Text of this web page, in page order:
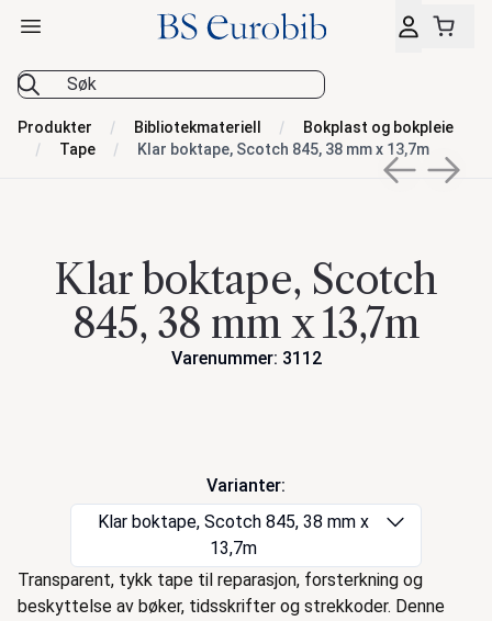
BS Eurobib
Åpne hovedmeny
Produkter Bibliotekmateriell
Bokplast og bokpleie
Tape
Klar boktape, Scotch 845, 38 mm x 13,7m
Previous
Next
Klar boktape, Scotch
845, 38 mm x 13,7m
Varenummer: 3112
Varianter:
Klar boktape, Scotch 845, 38 mm x
13,7m
Beskrivelse
Transparent, tykk tape til reparasjon, forsterkning og
beskyttelse av bøker, tidsskrifter og strekkoder. Denne